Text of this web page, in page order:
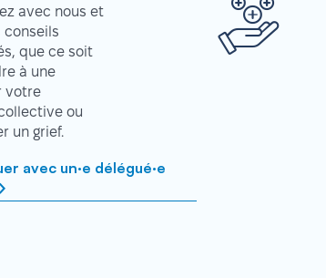
avec nous et
conseils
que ce soit
à une
votre
ou
un grief.
avec un·e délégué·e